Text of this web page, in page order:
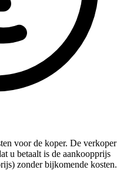
voor de koper. De verkoper
u betaalt is de aankoopprijs
zonder bijkomende kosten.